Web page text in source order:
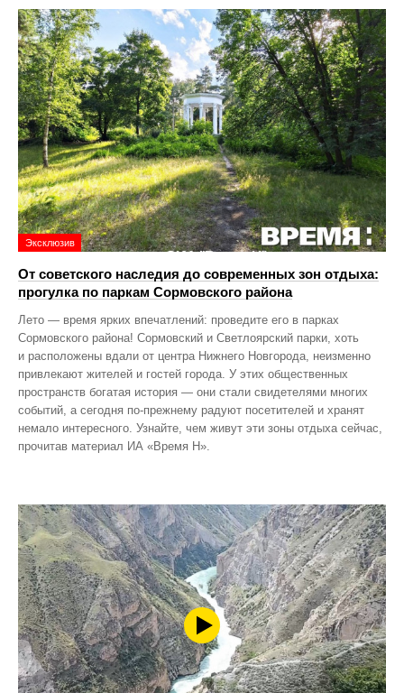
Эксклюзив
От советского наследия до современных зон отдыха:
прогулка по паркам Сормовского района
Лето — время ярких впечатлений: проведите его в парках
Сормовского района! Сормовский и Светлоярский парки, хоть
и расположены вдали от центра Нижнего Новгорода, неизменно
привлекают жителей и гостей города. У этих общественных
пространств богатая история — они стали свидетелями многих
событий, а сегодня по‑прежнему радуют посетителей и хранят
немало интересного. Узнайте, чем живут эти зоны отдыха сейчас,
прочитав материал ИА «Время Н».